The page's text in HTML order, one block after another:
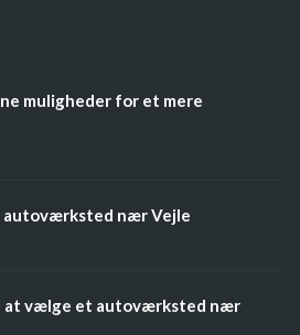
muligheder for et mere
nær Vejle
at vælge et autoværksted nær